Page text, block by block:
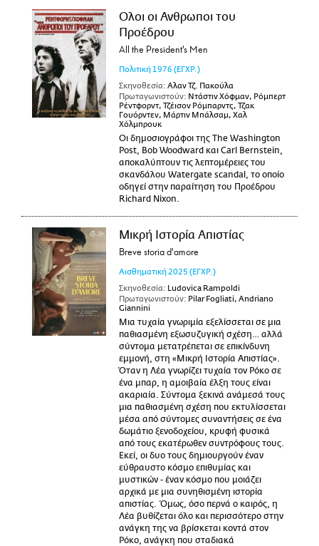
Ολοι οι Ανθρωποι του
Προέδρου
All the President's Men
Πολιτική1976 (ΕΓΧΡ.)
Σκηνοθεσία: Αλαν Τζ. Πακούλα
Πρωταγωνιστούν: Ντάστιν Χόφμαν, Ρόμπερτ
Ρέντφορντ, Τζέισον Ρόμπαρντς, Τζακ
Γουόρντεν, Μάρτιν Μπάλσαμ, Χαλ
Χόλμπρουκ
Οι δημοσιογράφοι της The Washington
Post, Bob Woodward και Carl Bernstein,
αποκαλύπτουν τις λεπτομέρειες του
σκανδάλου Watergate scandal, το οποίο
οδηγεί στην παραίτηση του Προέδρου
Richard Nixon.
Μικρή Ιστορία Απιστίας
Breve storia d'amore
Αισθηματική 2025 (ΕΓΧΡ.)
Σκηνοθεσία: Ludovica Rampoldi
Πρωταγωνιστούν: Pilar Fogliati, Andriano
Giannini
Μια τυχαία γνωριμία εξελίσσεται σε μια
παθιασμένη εξωσυζυγική σχέση… αλλά
σύντομα μετατρέπεται σε επικίνδυνη
εμμονή, στη «Μικρή Ιστορία Απιστίας».
Όταν η Λέα γνωρίζει τυχαία τον Ρόκο σε
ένα μπαρ, η αμοιβαία έλξη τους είναι
ακαριαία. Σύντομα ξεκινά ανάμεσά τους
μια παθιασμένη σχέση που εκτυλίσσεται
μέσα από σύντομες συναντήσεις σε ένα
δωμάτιο ξενοδοχείου, κρυφή φυσικά
από τους εκατέρωθεν συντρόφους τους.
Εκεί, οι δυο τους δημιουργούν έναν
εύθραυστο κόσμο επιθυμίας και
μυστικών - έναν κόσμο που μοιάζει
αρχικά με μια συνηθισμένη ιστορία
απιστίας. Όμως, όσο περνά ο καιρός, η
Λέα βυθίζεται όλο και περισσότερο στην
ανάγκη της να βρίσκεται κοντά στον
Ρόκο, ανάγκη που σταδιακά